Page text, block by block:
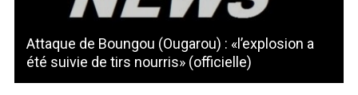
Attaque de Boungou (Ougarou) : «l’explosion a
été suivie de tirs nourris» (officielle)